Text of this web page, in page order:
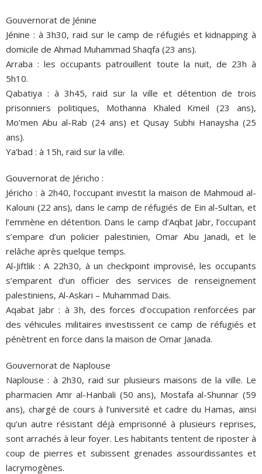
Gouvernorat de Jénine
Jénine : à 3h30, raid sur le camp de réfugiés et kidnapping à
domicile de Ahmad Muhammad Shaqfa (23 ans).
Arraba : les occupants patrouillent toute la nuit, de 23h à
5h10.
Qabatiya : à 3h45, raid sur la ville et détention de trois
prisonniers politiques, Mothanna Khaled Kmeil (23 ans),
Mo’men Abu al-Rab (24 ans) et Qusay Subhi Hanaysha (25
ans).
Ya’bad : à 15h, raid sur la ville.
Gouvernorat de Jéricho :
Jéricho : à 2h40, l’occupant investit la maison de Mahmoud al-
Kalouni (22 ans), dans le camp de réfugiés de Ein al-Sultan, et
l’emmène en détention. Dans le camp d’Aqbat Jabr, l’occupant
s’empare d’un policier palestinien, Omar Abu Janadi, et le
relâche après quelque temps.
Al-Jiftlik : A 22h30, à un checkpoint improvisé, les occupants
s’emparent d’un officier des services de renseignement
palestiniens, Al-Askari – Muhammad Dais.
Aqabat Jabr : à 3h, des forces d’occupation renforcées par
des véhicules militaires investissent ce camp de réfugiés et
pénètrent en force dans la maison de Omar Janada.
Gouvernorat de Naplouse
Naplouse : à 2h30, raid sur plusieurs maisons de la ville. Le
pharmacien Amr al-Hanbali (50 ans), Mostafa al-Shunnar (59
ans), chargé de cours à l’université et cadre du Hamas, ainsi
qu’un autre résistant déjà emprisonné à plusieurs reprises,
sont arrachés à leur foyer. Les habitants tentent de riposter à
coup de pierres et subissent grenades assourdissantes et
lacrymogènes.